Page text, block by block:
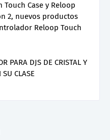
Touch Case y Reloop
2, nuevos productos
Reloop Touch
PARA DJS DE CRISTAL Y
SU CLASE